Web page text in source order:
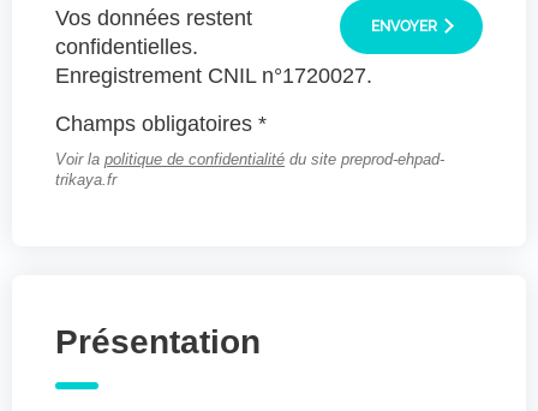
ENVOYER
Vos données restent
confidentielles.
Enregistrement CNIL n°1720027.
Champs obligatoires *
Voir la politique de confidentialité du site preprod-ehpad-
trikaya.fr
Présentation